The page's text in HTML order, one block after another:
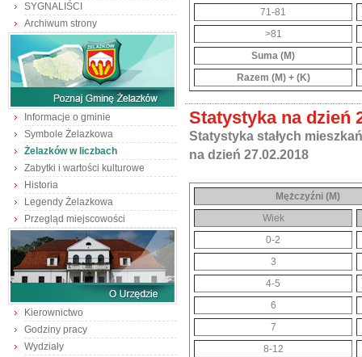
SYGNALIŚCI
Archiwum strony
Informacje o gminie
Symbole Żelazkowa
Żelazków w liczbach
Zabytki i wartości kulturowe
Historia
Legendy Żelazkowa
Przegląd miejscowości
Kierownictwo
Godziny pracy
Wydziały
71-81
>81
Suma (M)
Razem (M) + (K)
Statystyka na dzień
Statystyka stałych
na dzień 27.02.2018
Mężczyźni (M)
Wiek
0-2
3
4-5
6
7
8-12